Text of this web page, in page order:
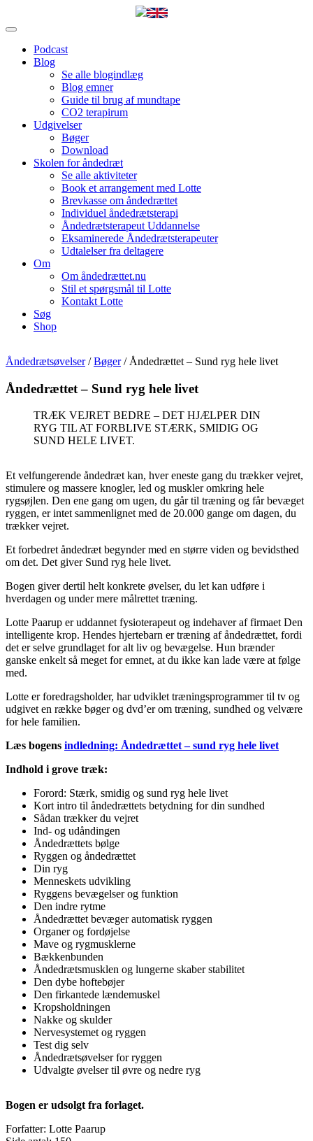
Podcast
Blog
Se alle blogindlæg
Blog emner
Guide til brug af mundtape
CO2 terapirum
Udgivelser
Bøger
Download
Skolen for åndedræt
Se alle aktiviteter
Book et arrangement med Lotte
Brevkasse om åndedrættet
Individuel åndedrætsterapi
Åndedrætsterapeut Uddannelse
Eksaminerede Åndedrætsterapeuter
Udtalelser fra deltagere
Om
Om åndedrættet.nu
Stil et spørgsmål til Lotte
Kontakt Lotte
Søg
Shop
Åndedrætsøvelser/Bøger/ Åndedrættet – Sund ryg hele livet
Åndedrættet – Sund ryg hele livet
TRÆK VEJRET BEDRE – DET HJÆLPER DIN
RYG TIL AT FORBLIVE STÆRK, SMIDIG OG
SUND HELE LIVET.
Et velfungerende åndedræt kan, hver eneste gang du trækker vejret,
stimulere og massere knogler, led og muskler omkring hele
rygsøjlen. Den ene gang om ugen, du går til træning og får bevæget
ryggen, er intet sammenlignet med de 20.000 gange om dagen, du
trækker vejret.
Et forbedret åndedræt begynder med en større viden og bevidsthed
om det. Det giver Sund ryg hele livet.
Bogen giver dertil helt konkrete øvelser, du let kan udføre i
hverdagen og under mere målrettet træning.
Lotte Paarup er uddannet fysioterapeut og indehaver af firmaet Den
intelligente krop. Hendes hjertebarn er træning af åndedrættet, fordi
det er selve grundlaget for alt liv og bevægelse. Hun brænder
ganske enkelt så meget for emnet, at du ikke kan lade være at følge
med.
Lotte er foredragsholder, har udviklet træningsprogrammer til tv og
udgivet en række bøger og dvd’er om træning, sundhed og velvære
for hele familien.
Læs bogens indledning: Åndedrættet – sund ryg hele livet
Indhold i grove træk:
Forord: Stærk, smidig og sund ryg hele livet
Kort intro til åndedrættets betydning for din sundhed
Sådan trækker du vejret
Ind- og udåndingen
Åndedrættets bølge
Ryggen og åndedrættet
Din ryg
Menneskets udvikling
Ryggens bevægelser og funktion
Den indre rytme
Åndedrættet bevæger automatisk ryggen
Organer og fordøjelse
Mave og rygmusklerne
Bækkenbunden
Åndedrætsmusklen og lungerne skaber stabilitet
Den dybe hoftebøjer
Den firkantede lændemuskel
Kropsholdningen
Nakke og skulder
Nervesystemet og ryggen
Test dig selv
Åndedrætsøvelser for ryggen
Udvalgte øvelser til øvre og nedre ryg
Bogen er udsolgt fra forlaget.
Forfatter: Lotte Paarup